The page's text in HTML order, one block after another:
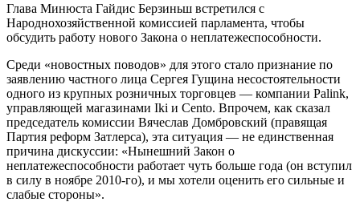
Глава Минюста Гайдис Берзиньш встретился с
Народнохозяйственной комиссией парламента, чтобы
обсудить работу нового Закона о неплатежеспособности.
Среди «новостных поводов» для этого стало признание по
заявлению частного лица Сергея Гущина несостоятельности
одного из крупных розничных торговцев — компании Palink,
управляющей магазинами Iki и Cento. Впрочем, как сказал
председатель комиссии Вячеслав Домбровский (правящая
Партия реформ Затлерса), эта ситуация — не единственная
причина дискуссии: «Нынешний Закон о
неплатежеспособности работает чуть больше года (он вступил
в силу в ноябре 2010-го), и мы хотели оценить его сильные и
слабые стороны».